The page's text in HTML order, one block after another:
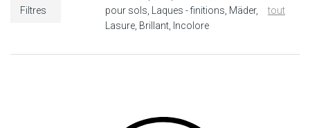
Filtres
pour sols
Laques - finitions Mäder
Lasure Brillant Incolore
tout